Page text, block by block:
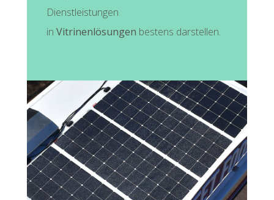
Dienstleistungen
in Vitrinenlösungen bestens darstellen.